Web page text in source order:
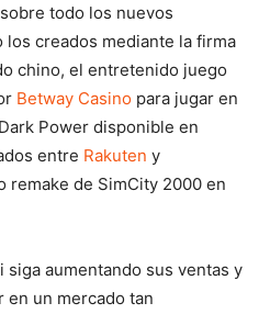
todo los nuevos
creados mediante la firma
chino, el entretenido juego
Betway Casino para jugar en
Power disponible en
entre Rakuten y
remake de SimCity 2000 en
siga aumentando sus ventas y
en un mercado tan